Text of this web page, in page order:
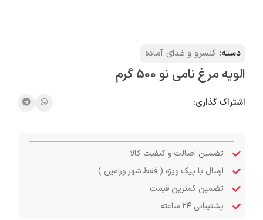
دسته: کنسرو و غذای آماده
الویه مرغ نامی نو 500 گرم
اشتراک گذاری:
تضمین اصالت و کیفیت کالا
ارسال با پیک ویژه ( فقط شهر ورامین )
تضمین کمترین قیمت
پشتیبانی ۲۴ ساعته